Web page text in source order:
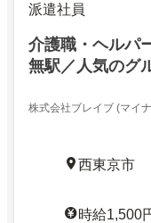
派遣社員
介護職・ヘルパ
無駅／人気のグ
株式会社ブレイブ (マイ
西東京市
時給1,500